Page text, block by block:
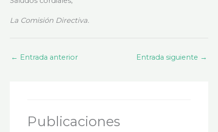
La Comisión Directiva.
← Entrada anterior Entrada siguiente →
Publicaciones